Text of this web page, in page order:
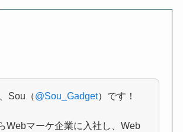
Sou（@Sou_Gadget）です！
Webマーケ企業に入社し、Web